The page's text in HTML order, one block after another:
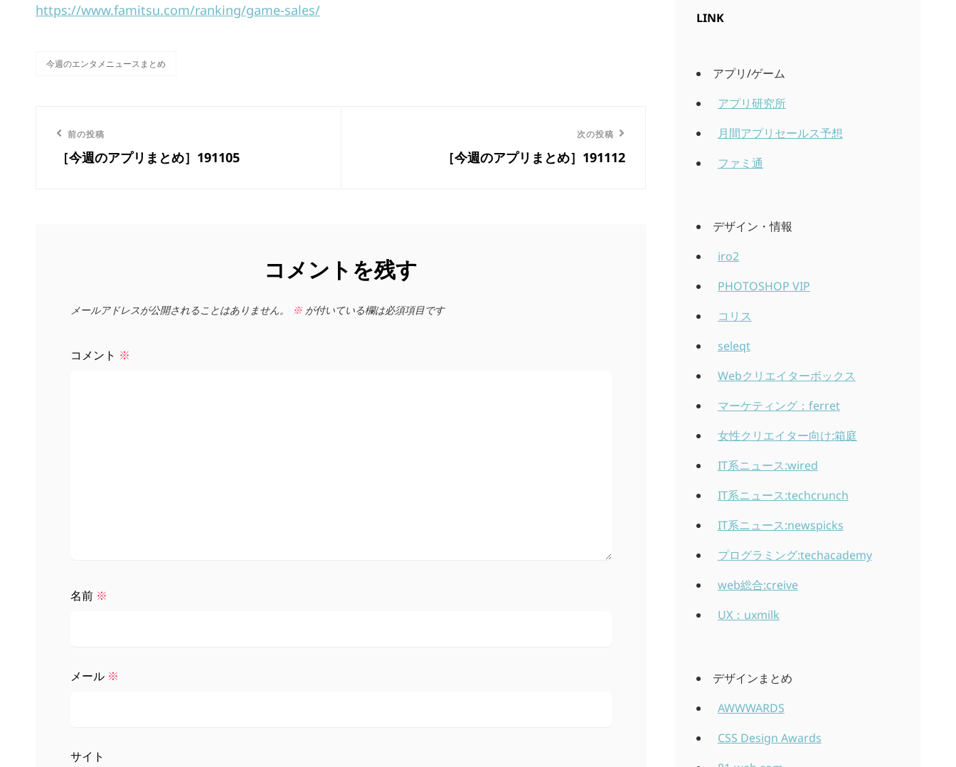
https://www.famitsu.com/ranking/game-sales/
今週のエンタメニュースまとめ
前
の
前の投稿
［今週のアプリまとめ］191105
次の投稿
［今週のアプリまとめ］191112
コメントを残す
メールアドレスが公開されることはありません。 ※が付いている欄は必須項目です
コメント ※
名前 ※
メール ※
サイト
LINK
アプリ/ゲーム
アプリ研究所
月間アプリセールス予想
ファミ通
デザイン・情報
iro2
PHOTOSHOP VIP
コリス
seleqt
Webクリエイターボックス
マーケティング：ferret
女性クリエイター向け:箱庭
IT系ニュース:wired
IT系ニュース:techcrunch
IT系ニュース:newspicks
プログラミング:techacademy
web総合:creive
UX：uxmilk
デザインまとめ
AWWWARDS
CSS Design Awards